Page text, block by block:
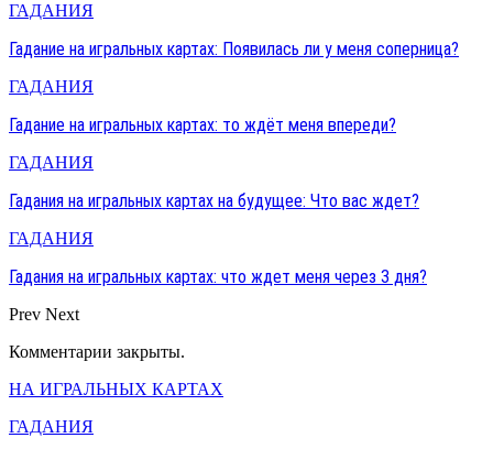
ГАДАНИЯ
Гадание на игральных картах: Появилась ли у меня соперница?
ГАДАНИЯ
Гадание на игральных картах: то ждёт меня впереди?
ГАДАНИЯ
Гадания на игральных картах на будущее: Что вас ждет?
ГАДАНИЯ
Гадания на игральных картах: что ждет меня через 3 дня?
Prev Next
Комментарии закрыты.
НА ИГРАЛЬНЫХ КАРТАХ
ГАДАНИЯ